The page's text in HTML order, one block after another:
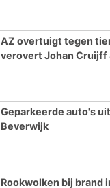
AZ overtuigt tegen
verovert Johan Cruijff
Geparkeerde auto's
Beverwijk
Rookwolken bij brand